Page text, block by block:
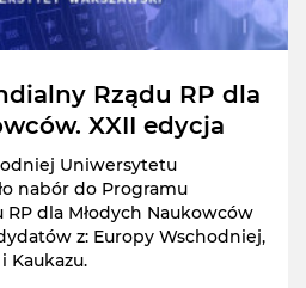
Rządu RP dla
XXII edycja
Uniwersytetu
nabór do Programu
dla Młodych Naukowców
z: Europy Wschodniej,
Kaukazu.